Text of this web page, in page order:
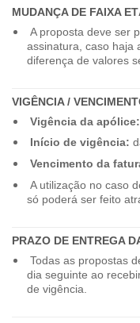
MUDANÇA DE FAIXA
A proposta deve ser
assinatura, caso haja
diferença de valores
VIGÊNCIA /
Vigência da apólice:
Início de vigência:
Vencimento da
A utilização no caso
só poderá ser feito
PRAZO DE ENTREGA
Todas as propostas
dia seguinte ao
de vigência.